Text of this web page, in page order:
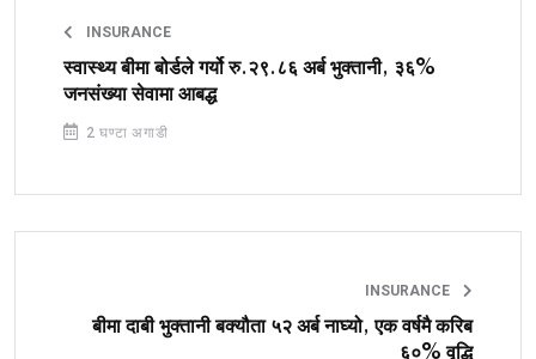
INSURANCE
स्वास्थ्य बीमा बोर्डले गर्यो रु.२९.८६ अर्ब भुक्तानी, ३६%
जनसंख्या सेवामा आबद्ध
2 घण्टा अगाडी
INSURANCE
बीमा दाबी भुक्तानी बक्यौता ५२ अर्ब नाघ्यो, एक वर्षमै करिब
६०% वृद्धि